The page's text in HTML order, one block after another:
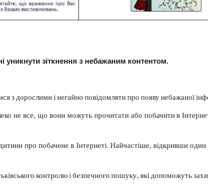
уникнути зіткнення з небажаним контентом.
з дорослими і негайно повідомляти про появу небажаної
не все, що вони можуть прочитати або побачити в
про побачене в Інтернеті. Найчастіше, відкривши
контролю і безпечного пошуку, які допоможуть